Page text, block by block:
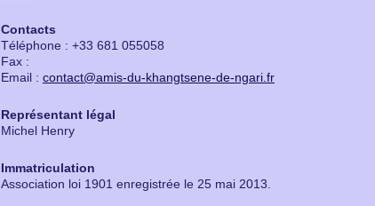
Contacts
Téléphone : +33 681 055058
Fax :
Email : contact@amis-du-khangtsene-de-ngari.fr
Représentant légal
Michel Henry
Immatriculation
Association loi 1901 enregistrée le 25 mai 2013.